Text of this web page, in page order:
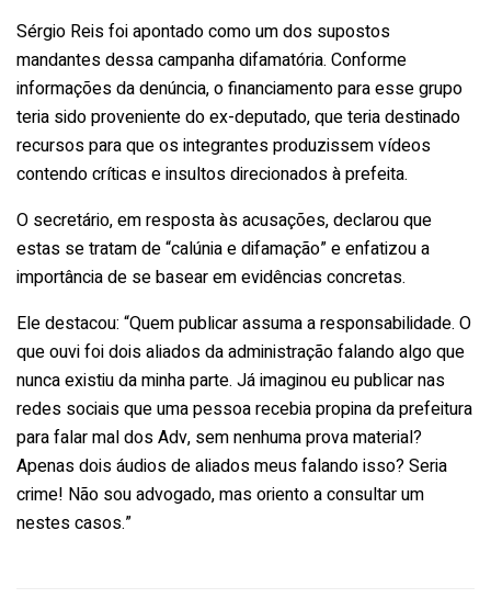
Sérgio Reis foi apontado como um dos supostos
mandantes dessa campanha difamatória. Conforme
informações da denúncia, o financiamento para esse grupo
teria sido proveniente do ex-deputado, que teria destinado
recursos para que os integrantes produzissem vídeos
contendo críticas e insultos direcionados à prefeita.
O secretário, em resposta às acusações, declarou que
estas se tratam de “calúnia e difamação” e enfatizou a
importância de se basear em evidências concretas.
Ele destacou: “Quem publicar assuma a responsabilidade. O
que ouvi foi dois aliados da administração falando algo que
nunca existiu da minha parte. Já imaginou eu publicar nas
redes sociais que uma pessoa recebia propina da prefeitura
para falar mal dos Adv, sem nenhuma prova material?
Apenas dois áudios de aliados meus falando isso? Seria
crime! Não sou advogado, mas oriento a consultar um
nestes casos.”